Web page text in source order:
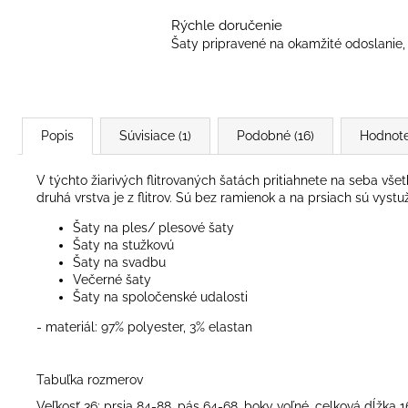
Rýchle doručenie
Šaty pripravené na okamžité
Popis Súvisiace (1) Podobné (16)
V týchto žiarivých flitrovaných šatách pritiahnete na seba
druhá vrstva je z flitrov. Sú bez ramienok a na prsiach sú
Šaty na ples/ plesové šaty
Šaty na stužkovú
Šaty na svadbu
Večerné šaty
Šaty na spoločenské udalosti
- materiál: 97% polyester, 3% elastan
Tabuľka rozmerov